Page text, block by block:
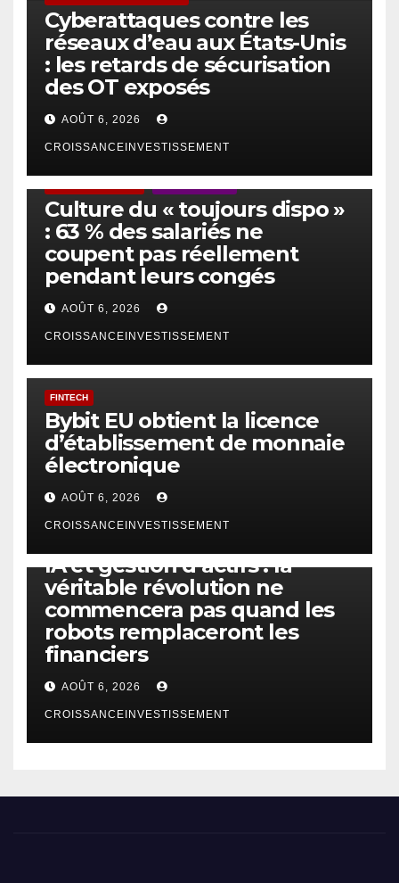
Cyberattaques contre les
réseaux d’eau aux États-Unis
: les retards de sécurisation
des OT exposés
AOÛT 6, 2026
CROISSANCEINVESTISSEMENT
Culture du « toujours dispo »
: 63 % des salariés ne
coupent pas réellement
pendant leurs congés
AOÛT 6, 2026
CROISSANCEINVESTISSEMENT
FINTECH
Bybit EU obtient la licence
d’établissement de monnaie
électronique
AOÛT 6, 2026
CROISSANCEINVESTISSEMENT
IA et gestion d’actifs : la
véritable révolution ne
commencera pas quand les
robots remplaceront les
financiers
AOÛT 6, 2026
CROISSANCEINVESTISSEMENT